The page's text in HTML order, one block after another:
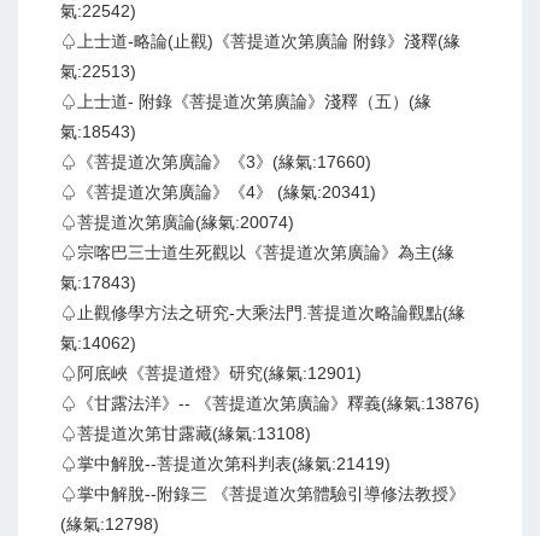
氣:22542)
♤上士道-略論(止觀)《菩提道次第廣論 附錄》淺釋(緣
氣:22513)
♤上士道- 附錄《菩提道次第廣論》淺釋（五）(緣
氣:18543)
♤《菩提道次第廣論》《3》(緣氣:17660)
♤《菩提道次第廣論》《4》 (緣氣:20341)
♤菩提道次第廣論(緣氣:20074)
♤宗喀巴三士道生死觀以《菩提道次第廣論》為主(緣
氣:17843)
♤止觀修學方法之研究-大乘法門.菩提道次略論觀點(緣
氣:14062)
♤阿底峽《菩提道燈》研究(緣氣:12901)
♤《甘露法洋》-- 《菩提道次第廣論》釋義(緣氣:13876)
♤菩提道次第甘露藏(緣氣:13108)
♤掌中解脫--菩提道次第科判表(緣氣:21419)
♤掌中解脫--附錄三 《菩提道次第體驗引導修法教授》
(緣氣:12798)